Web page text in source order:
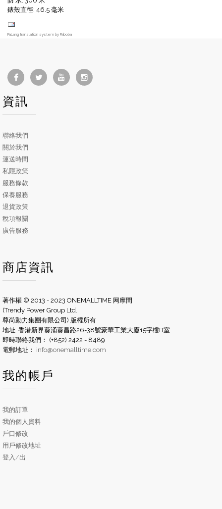
錶殼直徑: 46.5 毫米
FaLang translation system by Faboba
資訊
聯絡我們
關於我們
運送時間
私隱政策
服務條款
保養服務
退貨政策
稅項報關
廣告服務
商店資訊
著作權 © 2013 - 2023 ONEMALLTIME 网摩間
(Trendy Power Group Ltd.
尊尚動力集團有限公司) 版權所有
地址: 香港新界葵涌葵昌路26-38號豪華工業大廈15字樓B室
即時聯絡我們： (+852) 2422 - 8489
電郵地址： info@onemalltime.com
我的帳戶
我的訂單
我的個人資料
戶口修改
用戶修改地址
登入/出